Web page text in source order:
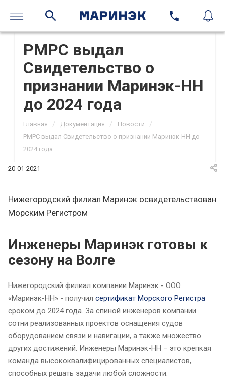
РМРС выдал
Свидетельство о
признании Маринэк-НН
до 2024 года
Главная / Документация / Новости /
РМРС выдал Свидетельство о признании Маринэк-НН до
2024 года
20-01-2021
Нижегородский филиал Маринэк освидетельствован
Морским Регистром
Инженеры Маринэк готовы к
сезону на Волге
Нижегородский филиал компании Маринэк - ООО
«Маринэк-НН» - получил сертификат Морского Регистра
сроком до 2024 года. За спиной инженеров компании
сотни реализованных проектов оснащения судов
оборудованием связи и навигации, а также множество
других достижений. Инженеры Маринэк-НН – это крепкая
команда высококвалифицированных специалистов,
способных решать задачи любой сложности.